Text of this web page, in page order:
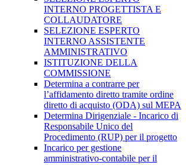
INTERNO PROGETTISTA E
COLLAUDATORE
SELEZIONE ESPERTO
INTERNO ASSISTENTE
AMMINISTRATIVO
ISTITUZIONE DELLA
COMMISSIONE
Determina a contrarre per
l’affidamento diretto tramite ordine
diretto di acquisto (ODA) sul MEPA
Determina Dirigenziale - Incarico di
Responsabile Unico del
Procedimento (RUP) per il progetto
Incarico per gestione
amministrativo-contabile per il